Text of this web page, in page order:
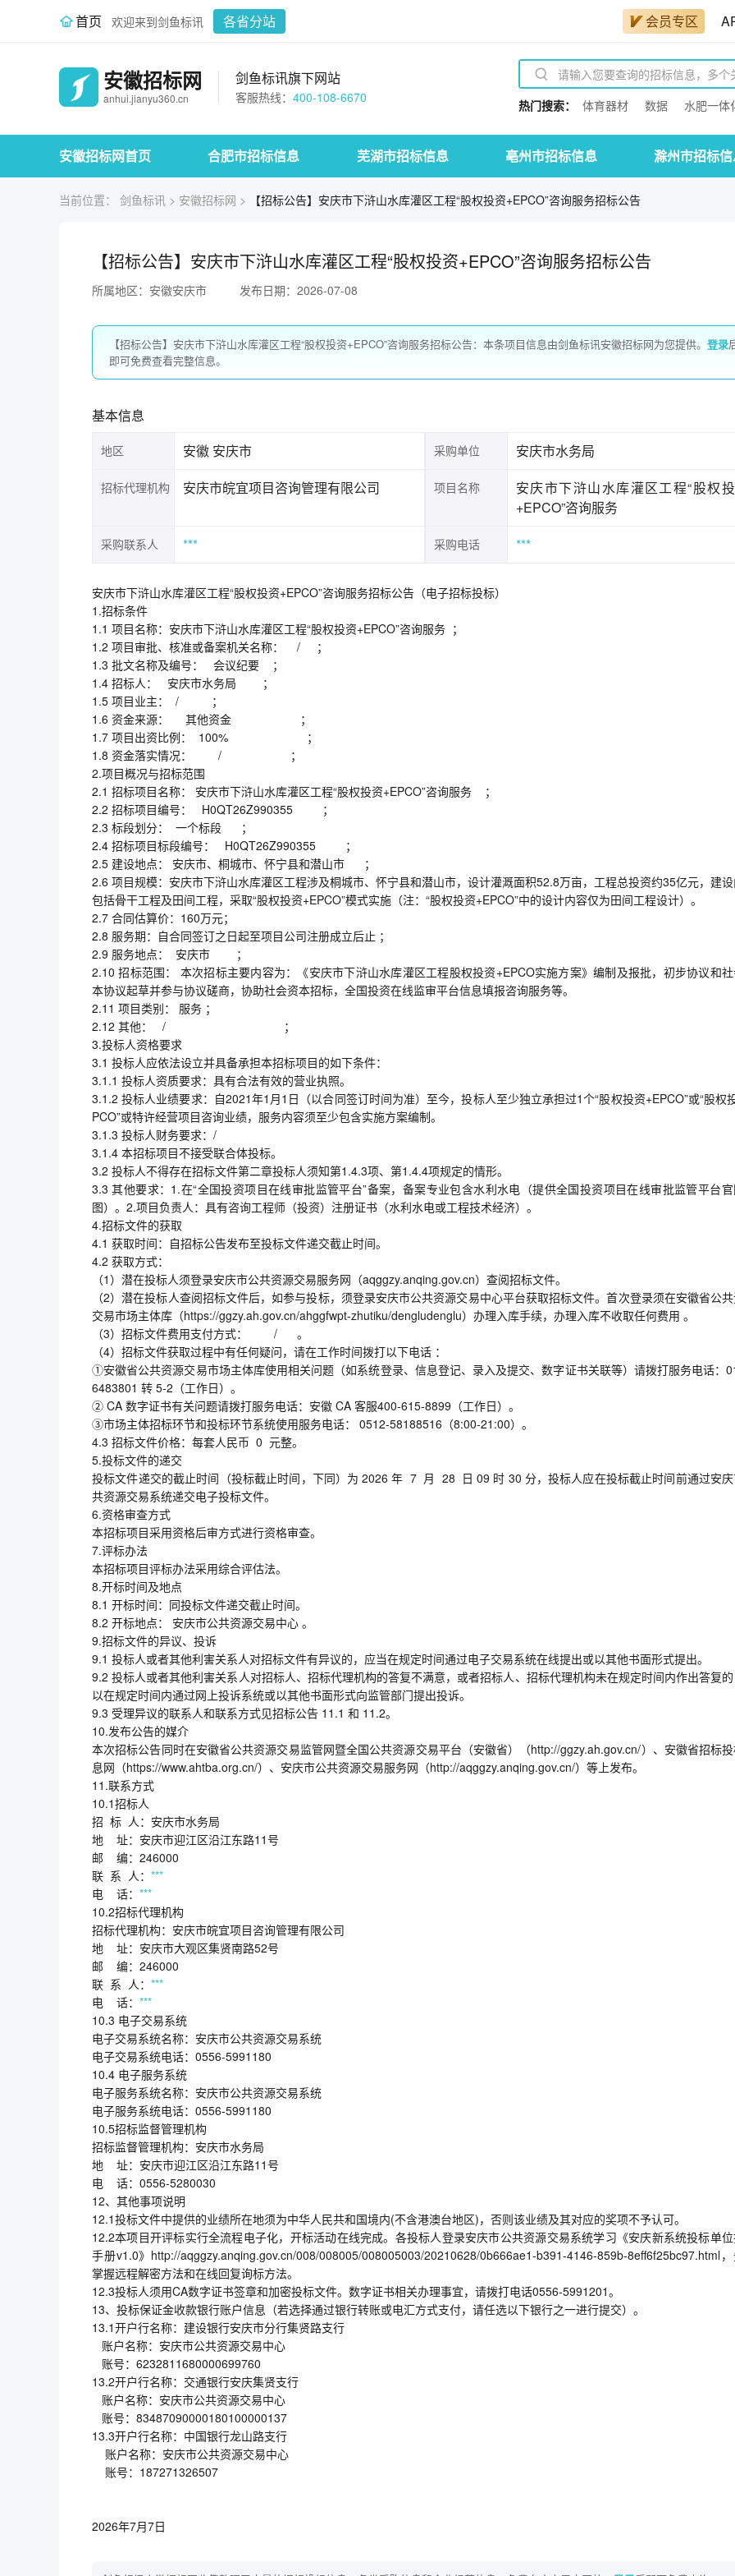
首页 欢迎来到剑鱼标讯 各省分站 会员专区
安徽招标网
anhui.jianyu360.cn
剑鱼标讯旗下网站
客服热线： 400-108-6670 热门搜索： 体育器材 数据 水肥一体
安徽招标网首页 合肥市招标信息 芜湖市招标信息 亳州市招标信息 滁州市招标
当前位置： 剑鱼标讯 > 安徽招标网 > 【招标公告】安庆市下浒山水库灌区工程“股权投资+EPCO”咨询服务招标公告
【招标公告】安庆市下浒山水库灌区工程“股权投资+EPCO”咨询服务招标公告
所属地区：安徽安庆市 发布日期：2026-07-08
【招标公告】安庆市下浒山水库灌区工程“股权投资+EPCO”咨询服务招标公告：本条项目信息由剑鱼标讯安徽招标网为您提供。 登录
即可免费查看完整信息。
基本信息
地区 安徽 安庆市 采购单位 安庆市水务局
招标代理机构 安庆市皖宜项目咨询管理有限公司 项目名称
安庆市下浒山水库灌区工程“股权
+EPCO”咨询服务
采购联系人 *** 采购电话 ***
安庆市下浒山水库灌区工程“股权投资+EPCO”咨询服务招标公告（电子招标投标）
1.招标条件
1.1 项目名称：安庆市下浒山水库灌区工程“股权投资+EPCO”咨询服务 ；
1.2 项目审批、核准或备案机关名称： / ；
1.3 批文名称及编号： 会议纪要 ；
1.4 招标人： 安庆市水务局 ；
1.5 项目业主： / ；
1.6 资金来源： 其他资金 ；
1.7 项目出资比例： 100% ；
1.8 资金落实情况： / ；
2.项目概况与招标范围
2.1 招标项目名称： 安庆市下浒山水库灌区工程“股权投资+EPCO”咨询服务 ；
2.2 招标项目编号： H0QT26Z990355 ；
2.3 标段划分： 一个标段 ；
2.4 招标项目标段编号： H0QT26Z990355 ；
2.5 建设地点： 安庆市、桐城市、怀宁县和潜山市 ；
2.6 项目规模：安庆市下浒山水库灌区工程涉及桐城市、怀宁县和潜山市，设计灌溉面积52.8万亩，工程总投资约35亿元，建
包括骨干工程及田间工程，采取“股权投资+EPCO”模式实施（注：“股权投资+EPCO”中的设计内容仅为田间工程设计）。
2.7 合同估算价：160万元；
2.8 服务期：自合同签订之日起至项目公司注册成立后止 ；
2.9 服务地点： 安庆市 ；
2.10 招标范围： 本次招标主要内容为：《安庆市下浒山水库灌区工程股权投资+EPCO实施方案》编制及报批，初步协议和
本协议起草并参与协议磋商，协助社会资本招标，全国投资在线监审平台信息填报咨询服务等。
2.11 项目类别： 服务 ；
2.12 其他： / ；
3.投标人资格要求
3.1 投标人应依法设立并具备承担本招标项目的如下条件：
3.1.1 投标人资质要求：具有合法有效的营业执照。
3.1.2 投标人业绩要求：自2021年1月1日（以合同签订时间为准）至今，投标人至少独立承担过1个“股权投资+EPCO”或“股权
PCO”或特许经营项目咨询业绩，服务内容须至少包含实施方案编制。
3.1.3 投标人财务要求：/
3.1.4 本招标项目不接受联合体投标。
3.2 投标人不得存在招标文件第二章投标人须知第1.4.3项、第1.4.4项规定的情形。
3.3 其他要求：1.在“全国投资项目在线审批监管平台”备案，备案专业包含水利水电（提供全国投资项目在线审批监管平台
图）。2.项目负责人：具有咨询工程师（投资）注册证书（水利水电或工程技术经济）。
4.招标文件的获取
4.1 获取时间：自招标公告发布至投标文件递交截止时间。
4.2 获取方式：
（1）潜在投标人须登录安庆市公共资源交易服务网（aqggzy.anqing.gov.cn）查阅招标文件。
（2）潜在投标人查阅招标文件后，如参与投标，须登录安庆市公共资源交易中心平台获取招标文件。首次登录须在安徽省公
交易市场主体库（https://ggzy.ah.gov.cn/ahggfwpt-zhutiku/dengludenglu）办理入库手续，办理入库不收取任何费用 。
（3）招标文件费用支付方式： / 。
（4）招标文件获取过程中有任何疑问，请在工作时间拨打以下电话 ：
①安徽省公共资源交易市场主体库使用相关问题（如系统登录、信息登记、录入及提交、数字证书关联等）请拨打服务电话：
6483801 转 5-2（工作日）。
② CA 数字证书有关问题请拨打服务电话：安徽 CA 客服400-615-8899（工作日）。
③市场主体招标环节和投标环节系统使用服务电话： 0512-58188516（8:00-21:00）。
4.3 招标文件价格：每套人民币 0 元整。
5.投标文件的递交
投标文件递交的截止时间（投标截止时间，下同）为 2026 年 7 月 28 日 09 时 30 分，投标人应在投标截止时间前通过安
共资源交易系统递交电子投标文件。
6.资格审查方式
本招标项目采用资格后审方式进行资格审查。
7.评标办法
本招标项目评标办法采用综合评估法。
8.开标时间及地点
8.1 开标时间：同投标文件递交截止时间。
8.2 开标地点： 安庆市公共资源交易中心 。
9.招标文件的异议、投诉
9.1 投标人或者其他利害关系人对招标文件有异议的，应当在规定时间通过电子交易系统在线提出或以其他书面形式提出。
9.2 投标人或者其他利害关系人对招标人、招标代理机构的答复不满意，或者招标人、招标代理机构未在规定时间内作出答复
以在规定时间内通过网上投诉系统或以其他书面形式向监管部门提出投诉。
9.3 受理异议的联系人和联系方式见招标公告 11.1 和 11.2。
10.发布公告的媒介
本次招标公告同时在安徽省公共资源交易监管网暨全国公共资源交易平台（安徽省）（http://ggzy.ah.gov.cn/）、安徽省招标
息网（https://www.ahtba.org.cn/）、安庆市公共资源交易服务网（http://aqggzy.anqing.gov.cn/）等上发布。
11.联系方式
10.1招标人
招 标 人：安庆市水务局
地 址：安庆市迎江区沿江东路11号
邮 编：246000
联 系 人： ***
电 话： ***
10.2招标代理机构
招标代理机构：安庆市皖宜项目咨询管理有限公司
地 址：安庆市大观区集贤南路52号
邮 编：246000
联 系 人： ***
电 话： ***
10.3 电子交易系统
电子交易系统名称：安庆市公共资源交易系统
电子交易系统电话：0556-5991180
10.4 电子服务系统
电子服务系统名称：安庆市公共资源交易系统
电子服务系统电话：0556-5991180
10.5招标监督管理机构
招标监督管理机构：安庆市水务局
地 址：安庆市迎江区沿江东路11号
电 话：0556-5280030
12、其他事项说明
12.1投标文件中提供的业绩所在地须为中华人民共和国境内(不含港澳台地区)，否则该业绩及其对应的奖项不予认可。
12.2本项目开评标实行全流程电子化，开标活动在线完成。各投标人登录安庆市公共资源交易系统学习《安庆新系统投标单
手册v1.0》http://aqggzy.anqing.gov.cn/008/008005/008005003/20210628/0b666ae1-b391-4146-859b-8eff6f25bc97.html
掌握远程解密方法和在线回复询标方法。
12.3投标人须用CA数字证书签章和加密投标文件。数字证书相关办理事宜，请拨打电话0556-5991201。
13、投标保证金收款银行账户信息（若选择通过银行转账或电汇方式支付，请任选以下银行之一进行提交）。
13.1开户行名称：建设银行安庆市分行集贤路支行
账户名称：安庆市公共资源交易中心
账号：6232811680000699760
13.2开户行名称：交通银行安庆集贤支行
账户名称：安庆市公共资源交易中心
账号：83487090000180100000137
13.3开户行名称：中国银行龙山路支行
账户名称：安庆市公共资源交易中心
账号：187271326507
2026年7月7日